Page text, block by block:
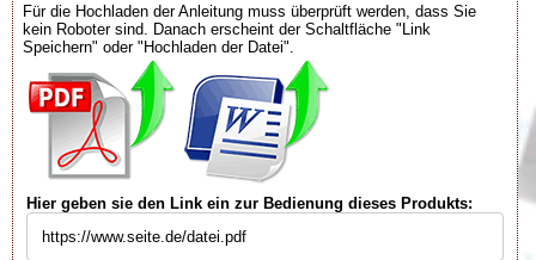
Für die Hochladen der Anleitung muss überprüft werden, dass Sie
kein Roboter sind. Danach erscheint der Schaltfläche "Link
Speichern" oder "Hochladen der Datei".
Hier geben sie den Link ein zur Bedienung dieses Produkts: